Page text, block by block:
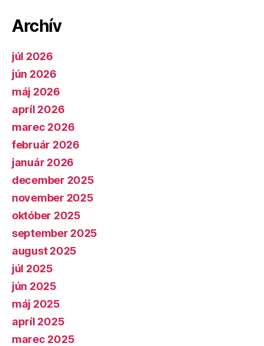
Archív
júl 2026
jún 2026
máj 2026
apríl 2026
marec 2026
február 2026
január 2026
december 2025
november 2025
október 2025
september 2025
august 2025
júl 2025
jún 2025
máj 2025
apríl 2025
marec 2025